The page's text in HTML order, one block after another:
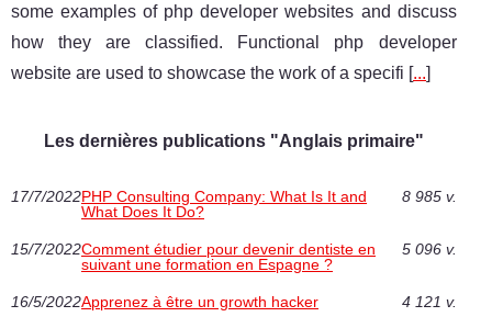
some examples of php developer websites and discuss
how they are classified. Functional php developer
website are used to showcase the work of a specifi [...]
Les dernières publications "Anglais primaire"
17/7/2022PHP Consulting Company: What Is It and
What Does It Do?
8 985 v.
15/7/2022Comment étudier pour devenir dentiste en
suivant une formation en Espagne ‎?
5 096 v.
16/5/2022Apprenez à être un growth hacker 4 121 v.